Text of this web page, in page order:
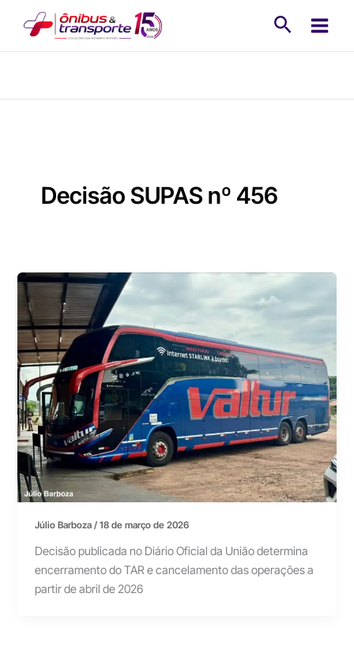
Decisão SUPAS nº 456
Júlio Barboza/18 de março de 2026
Decisão publicada no Diário Oficial da União determina
encerramento do TAR e cancelamento das operações a
partir de abril de 2026